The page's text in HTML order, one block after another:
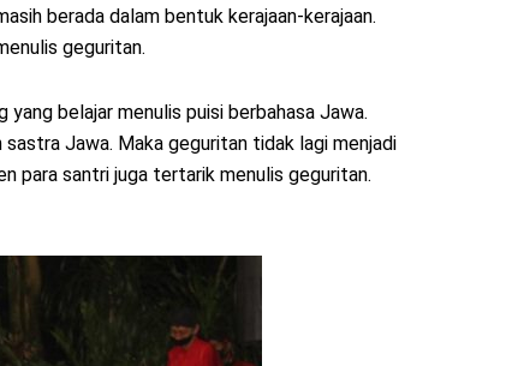
berada dalam bentuk kerajaan-kerajaan.
geguritan.
yang belajar menulis puisi berbahasa Jawa.
Jawa. Maka geguritan tidak lagi menjadi
para santri juga tertarik menulis geguritan.